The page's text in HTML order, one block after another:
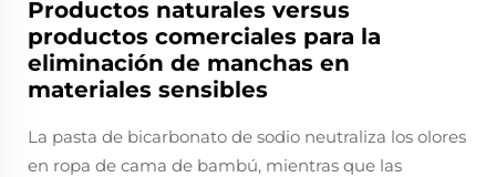
Productos naturales versus
productos comerciales para la
eliminación de manchas en
materiales sensibles
La pasta de bicarbonato de sodio neutraliza los olores
en ropa de cama de bambú, mientras que las